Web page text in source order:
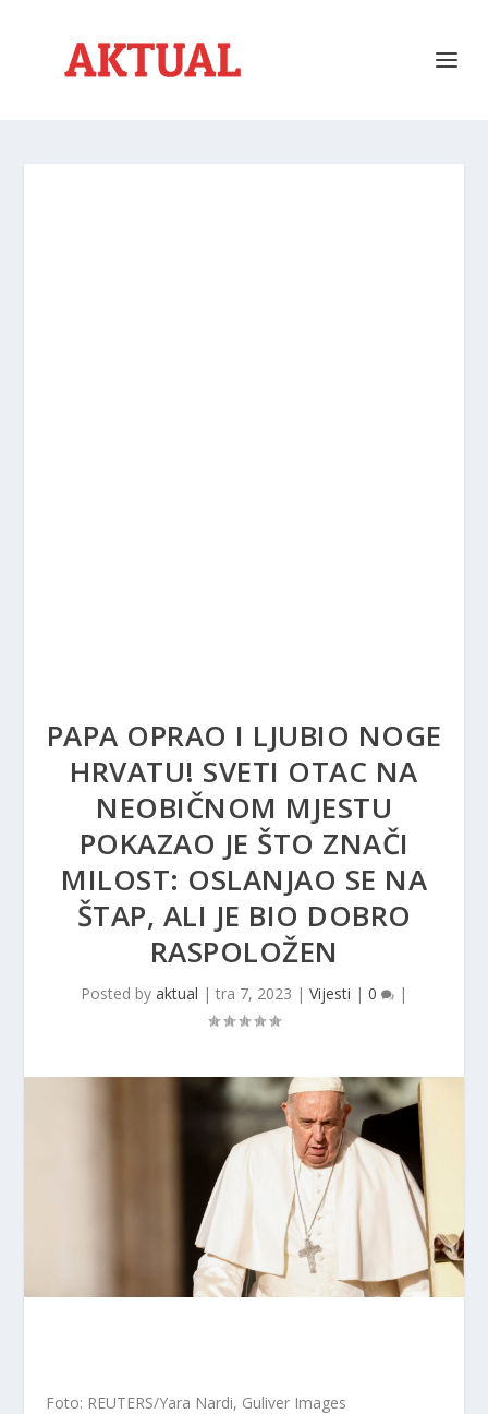
PAPA OPRAO I LJUBIO NOGE
HRVATU! SVETI OTAC NA
NEOBIČNOM MJESTU
POKAZAO JE ŠTO ZNAČI
MILOST: OSLANJAO SE NA
ŠTAP, ALI JE BIO DOBRO
RASPOLOŽEN
Posted by aktual | tra 7, 2023 | Vijesti | 0 |
Foto: REUTERS/Yara Nardi, Guliver Images